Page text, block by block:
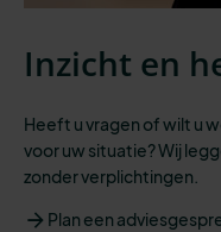
Inzicht en
Heeft u vragen of wilt u
voor uw situatie? Wij
zonder verplichtingen.
Plan een